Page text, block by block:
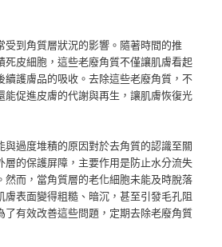
受到角質層狀況的影響。隨著時間的推
死皮細胞，這些老廢角質不僅讓肌膚看起
續護膚品的吸收。去除這些老廢角質，不
能促進皮膚的代謝與再生，讓肌膚恢復光
與過度堆積的原因對於去角質的認識至關
層的保護屏障，主要作用是防止水分流失
然而，當角質層的老化細胞未能及時脫落
膚表面變得粗糙、暗沉，甚至引發毛孔阻
了有效改善這些問題，定期去除老廢角質